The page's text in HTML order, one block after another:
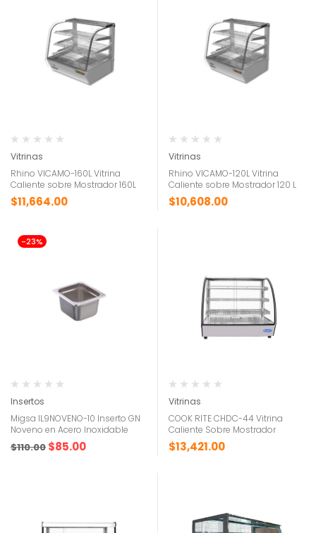
Vitrinas
Rhino VICAMO-160L Vitrina
Caliente sobre Mostrador 160L
$11,664.00
Vitrinas
Rhino VICAMO-120L Vitrina
Caliente sobre Mostrador 120 L
$10,608.00
-23%
Insertos
Migsa IL9NOVENO-10 Inserto GN
Noveno en Acero Inoxidable
$110.00 $85.00
Vitrinas
COOK RITE CHDC-44 Vitrina
Caliente Sobre Mostrador
$13,421.00